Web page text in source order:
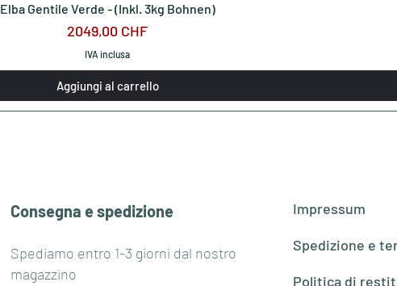
Elba Gentile Verde - (Inkl. 3kg Bohnen)
Prezzo
2049,00 CHF
IVA inclusa
Aggiungi al carrello
Consegna e spedizione
Spediamo entro 1-3 giorni dal nostro
magazzino
Impressum
Spedizione e
Politica di